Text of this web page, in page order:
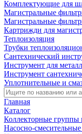
Комплектующие для
Магистральные
Магистральные
Картрижди для
Теплоизоляция
Трубки
Сантехнический
Инструмент для
Инструмент
Уплотнительные и
Главная
Каталог
Коллекторные
Насосно-